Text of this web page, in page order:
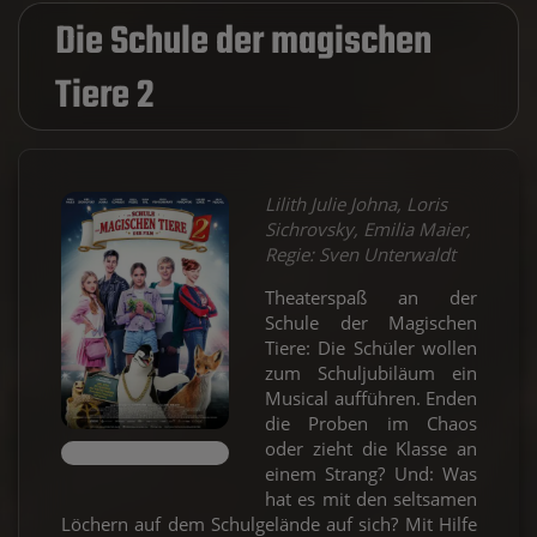
Die Schule der magischen
Tiere 2
Lilith Julie Johna, Loris
Sichrovsky, Emilia Maier,
Regie: Sven Unterwaldt
Theaterspaß an der
Schule der Magischen
Tiere: Die Schüler wollen
zum Schuljubiläum ein
Musical aufführen. Enden
die Proben im Chaos
oder zieht die Klasse an
einem Strang? Und: Was
hat es mit den seltsamen
Löchern auf dem Schulgelände auf sich? Mit Hilfe